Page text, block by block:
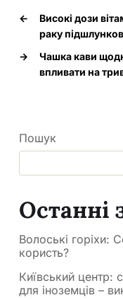
←
Високі дози
раку
→
Чашка кави
впливати на
Пошук
Останні
Волоські горіхи:
користь?
Київський центр:
для іноземців –